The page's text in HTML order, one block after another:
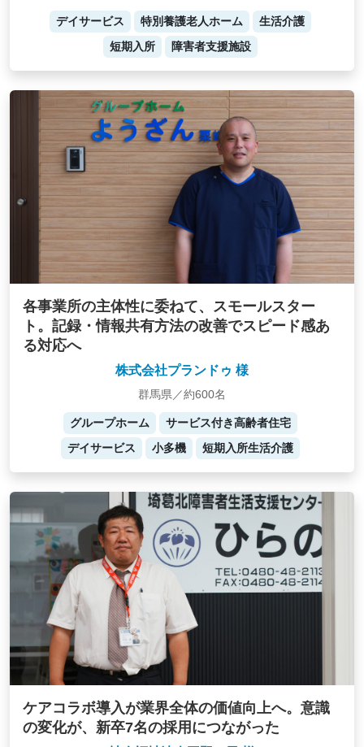
デイサービス 特別養護老人ホーム
生活介護
短期入所
障害者支援施設
各事業所の主体性に委ねて、スモールスター
ト。記録・情報共有方法の改善でスピード感あ
る対応へ
株式会社プランドゥ 様
群馬県／約600名
グループホーム
サービス付き高齢者住宅
デイサービス
小多機 短期入所生活介護
ケアコラボ導入が業界全体の価値向上へ。意識
の変化が、新卒7名の採用につながった